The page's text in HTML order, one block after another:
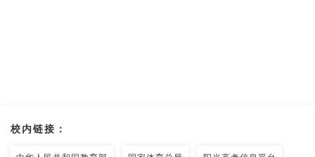
校内链接：